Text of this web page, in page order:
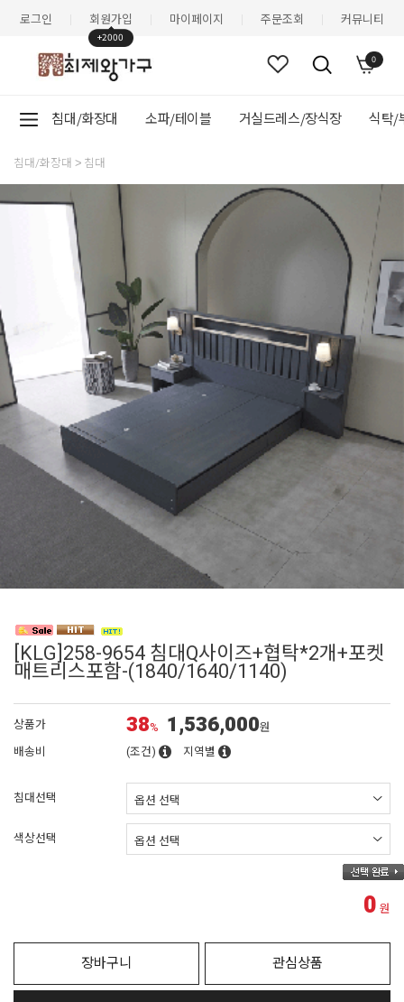
로그인 회원가입
+2000
마이페이지 주문조회 커뮤니티
0
침대/화장대 소파/테이블 거실드레스/장식장 식탁/
침대/화장대 침대
[KLG]258-9654 침대Q사이즈+협탁*2개+포켓
매트리스포함-(1840/1640/1140)
상품가 38% 1,536,000원
배송비
(조건) 지역별
침대선택
색상선택
0 원
장바구니 관심상품